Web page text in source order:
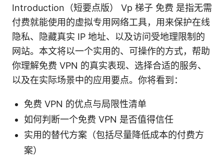
Introduction（短要点版） Vp 梯子 免费 是指无需
付费就能使用的虚拟专用网络工具，用来保护在线
隐私、隐藏真实 IP 地址、以及访问受地理限制的
网站。本文将以一个实用的、可操作的方式，帮助
你理解免费 VPN 的真实表现、选择合适的服务、
以及在实际场景中的应用要点。你将看到：
免费 VPN 的优点与局限性清单
如何判断一个免费 VPN 是否值得信任
实用的替代方案（包括尽量降低成本的付费方
案）